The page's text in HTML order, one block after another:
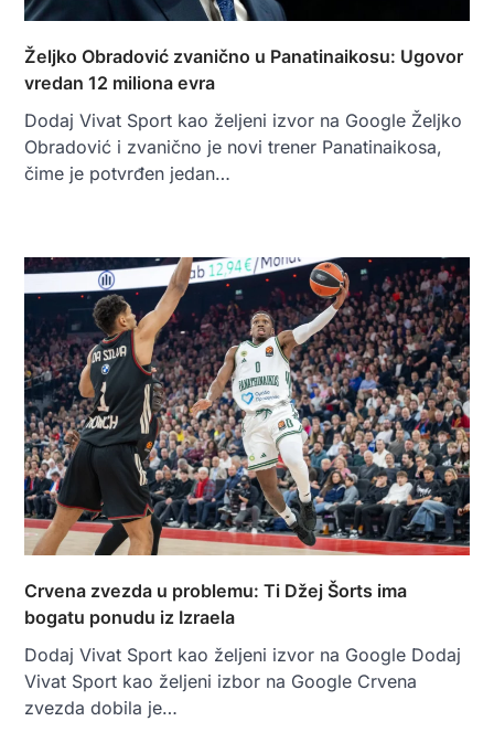
Željko Obradović zvanično u Panatinaikosu: Ugovor
vredan 12 miliona evra
Dodaj Vivat Sport kao željeni izvor na Google Željko
Obradović i zvanično je novi trener Panatinaikosa,
čime je potvrđen jedan…
Crvena zvezda u problemu: Ti Džej Šorts ima
bogatu ponudu iz Izraela
Dodaj Vivat Sport kao željeni izvor na Google Dodaj
Vivat Sport kao željeni izbor na Google Crvena
zvezda dobila je…